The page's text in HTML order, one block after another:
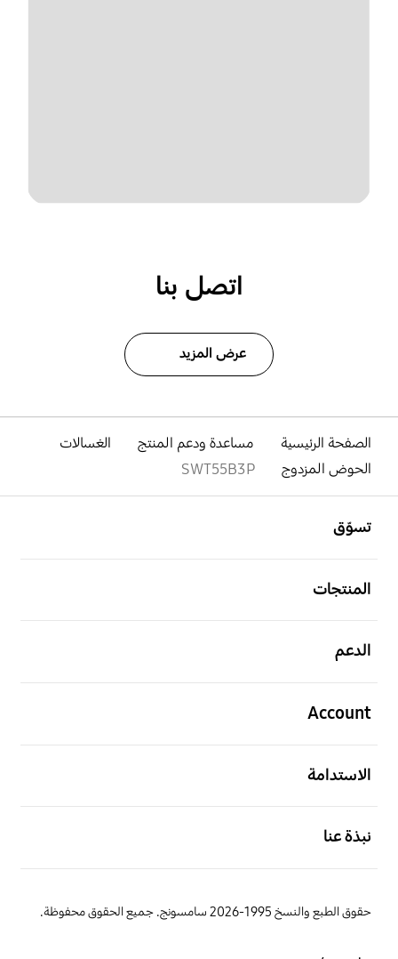
اتصل بنا
عرض المزيد
الصفحة الرئيسية مساعدة ودعم المنتج
الغسالات
الحوض المزدوج
SWT55B3P
تسوّق
المنتجات
الدعم
Account
الاستدامة
نبذة عنا
حقوق الطبع والنسخ 1995-2026 سامسونج. جميع الحقوق محفوظة.